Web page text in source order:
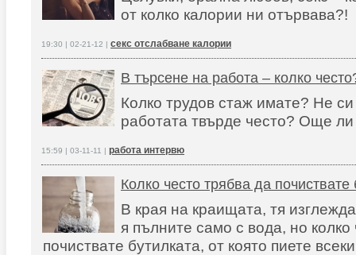
от колко калории ни отървава?!
19:30 | 02-21-12 | секс отслабване калории
В търсене на работа – колко
Колко трудов стаж имате? Не
работата твърде често? Още
15:59 | 03-11-11 | работа интервю
Колко често трябва да
В края на краищата, тя
я пълните само с вода, но колко
почиствате бутилката, от която пиете